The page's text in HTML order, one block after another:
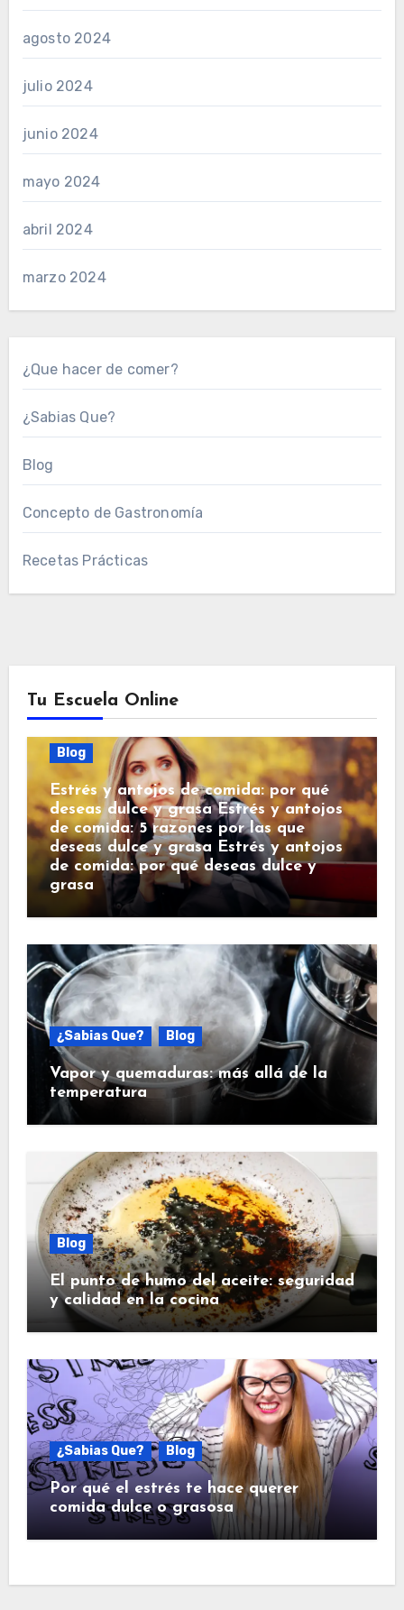
agosto 2024
julio 2024
junio 2024
mayo 2024
abril 2024
marzo 2024
¿Que hacer de comer?
¿Sabias Que?
Blog
Concepto de Gastronomía
Recetas Prácticas
Tu Escuela Online
Blog
Estrés y antojos de comida: por qué
deseas dulce y grasa Estrés y antojos
de comida: 5 razones por las que
deseas dulce y grasa Estrés y antojos
de comida: por qué deseas dulce y
grasa
¿Sabias Que? Blog
Vapor y quemaduras: más allá de la
temperatura
Blog
El punto de humo del aceite: seguridad
y calidad en la cocina
¿Sabias Que? Blog
Por qué el estrés te hace querer
comida dulce o grasosa